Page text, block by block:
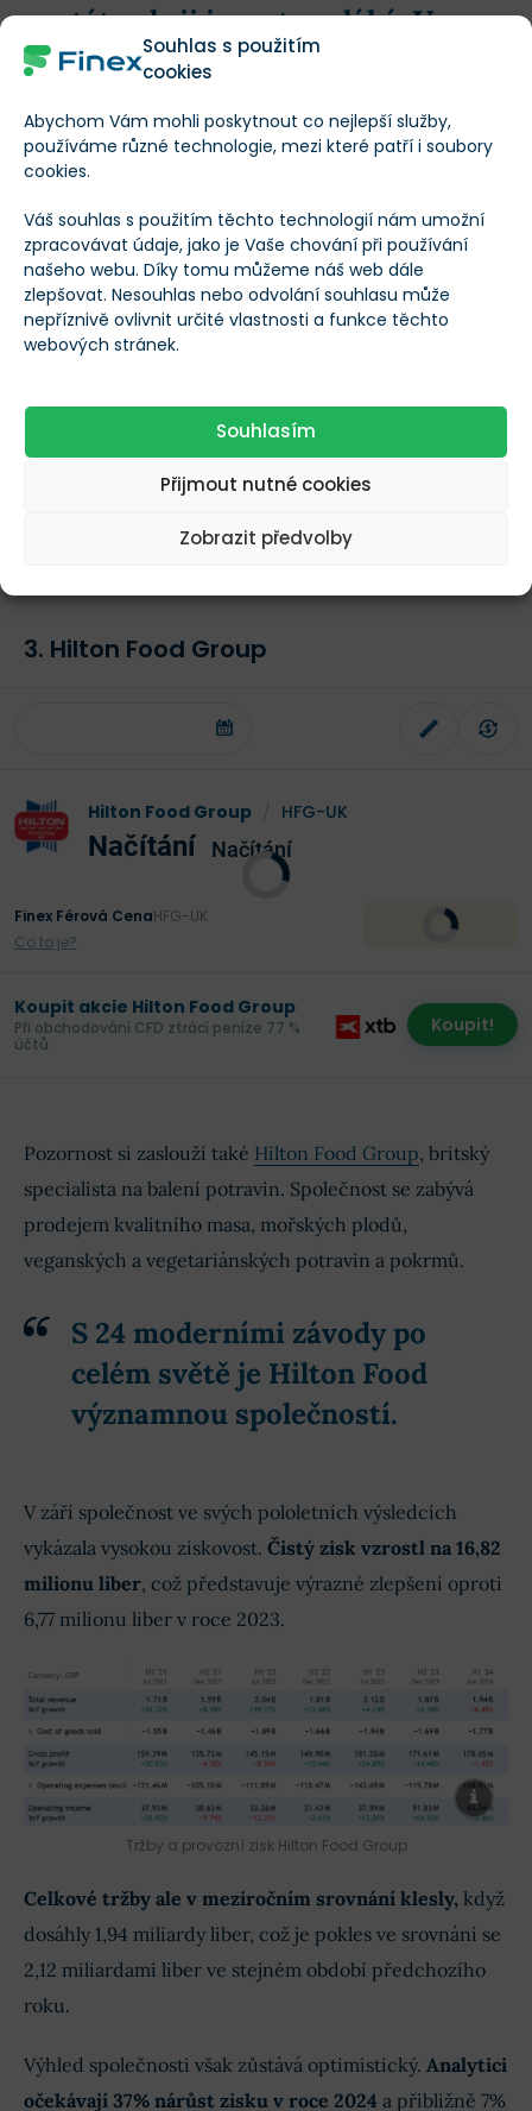
Souhlas s použitím
cookies
Abychom Vám mohli poskytnout co nejlepší služby,
používáme různé technologie, mezi které patří i soubory
cookies.
Váš souhlas s použitím těchto technologií nám umožní
zpracovávat údaje, jako je Vaše chování při používání
našeho webu. Díky tomu můžeme náš web dále
zlepšovat. Nesouhlas nebo odvolání souhlasu může
nepříznivě ovlivnit určité vlastnosti a funkce těchto
webových stránek.
Souhlasím
Přijmout nutné cookies
Zobrazit předvolby
této akcii investory láká. V
budoucnu však může dojít k
finančních služeb pod tlakem
. Na jedné straně klienti
a pojistníci více než obvykle potřebují hotovost.
Na druhé straně mohou kolísat hodnoty investic, které
nadále splňovala kapitálové požadavky.
V takovém případě by snížení dividendy bylo
pravděpodobné . To by ale mohla být dobrá zpráva,
protože by to vyvolalo pokles akcií, které by se tak daly
3. Hilton Food Group
Hilton Food Group HFG-UK
Načítání Načítání
Finex Férová CenaHFG-UK
Co to je?
Koupit akcie Hilton Food Group
Při obchodování CFD ztrácí peníze 77 %
účtů.
Koupit!
Pozornost si zaslouží také Hilton Food Group, britský
specialista na balení potravin. Společnost se zabývá
prodejem kvalitního masa, mořských plodů,
veganských a vegetariánských potravin a pokrmů.
S 24 moderními závody po
celém světě je Hilton Food
významnou společností.
V září společnost ve svých pololetních výsledcích
vykázala vysokou ziskovost. Čistý zisk vzrostl na 16,82
milionu liber, což představuje výrazné zlepšení oproti
6,77 milionu liber v roce 2023.
Tržby a provozní zisk Hilton Food Group
Celkové tržby ale v meziročním srovnání klesly, když
dosáhly 1,94 miliardy liber, což je pokles ve srovnání se
2,12 miliardami liber ve stejném období předchozího
roku.
Výhled společnosti však zůstává optimistický. Analytici
očekávají 37% nárůst zisku v roce 2024 a přibližně 7%